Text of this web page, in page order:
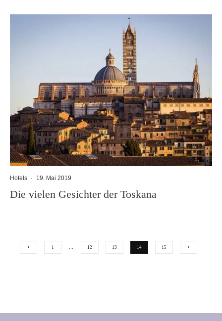
Hotels · 19. Mai 2019
Die vielen Gesichter der Toskana
1 12 13 14 15